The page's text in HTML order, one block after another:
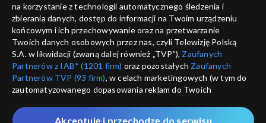
ANULUJ
informacje o dostawcy usług
na korzystanie z technologii automatycznego śledzenia i
zbierania danych, dostęp do informacji na Twoim urządzeniu
końcowym i ich przechowywanie oraz na przetwarzanie
Twoich danych osobowych przez nas, czyli Telewizję Polską
S.A. w likwidacji (zwaną dalej również „TVP”), Zaufanych
Partnerów z IAB* (1201 firm) oraz pozostałych Zaufanych
Partnerów TVP (93 firm), w celach marketingowych (w tym do
zautomatyzowanego dopasowania reklam do Twoich
które wskazujemy poniżej, a także zgody na udostępnianie
Akceptuję i przechodzę do serwisu